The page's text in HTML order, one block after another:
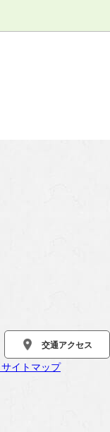
交通アクセス
サイトマップ